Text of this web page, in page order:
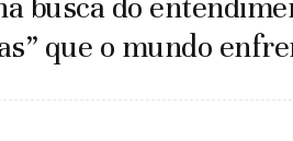
busca do
que o mundo